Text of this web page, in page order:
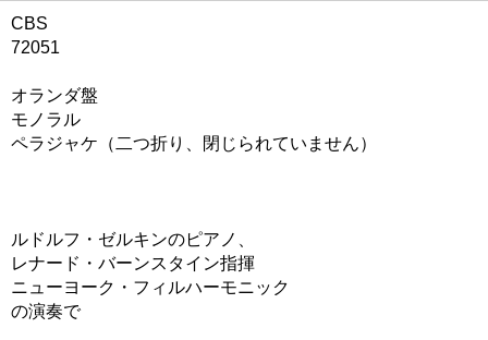
CBS
72051
オランダ盤
モノラル
ペラジャケ（二つ折り、閉じられていません）
ルドルフ・ゼルキンのピアノ、
レナード・バーンスタイン指揮
ニューヨーク・フィルハーモニック
の演奏で